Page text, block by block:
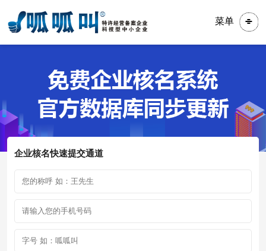
菜单
企业核名快速提交通道